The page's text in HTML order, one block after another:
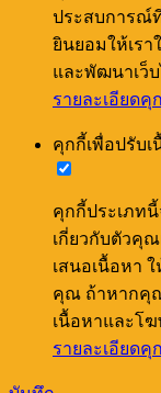
ประสบการณ์
ยินยอมให้เรา
และพัฒนาเว็
รายละเอียดคุ
คุกกี้เพื่อปรับเ
คุกกี้ประเภท
เกี่ยวกับตัวคุณ
เสนอเนื้อหา
คุณ ถ้าหากคุณ
เนื้อหาและโ
รายละเอียดคุ